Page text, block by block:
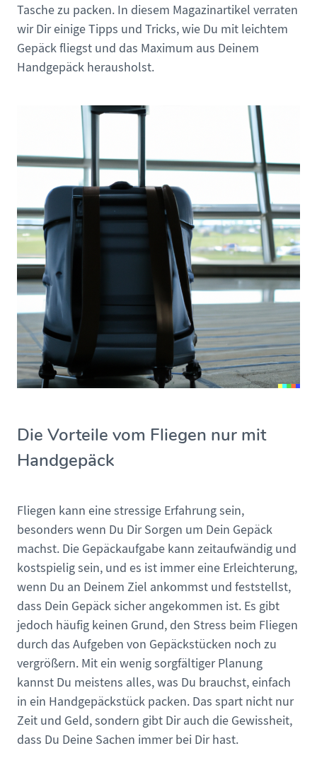
Tasche zu packen. In diesem Magazinartikel verraten
wir Dir einige Tipps und Tricks, wie Du mit leichtem
Gepäck fliegst und das Maximum aus Deinem
Handgepäck herausholst.
Die Vorteile vom Fliegen nur mit
Handgepäck
Fliegen kann eine stressige Erfahrung sein,
besonders wenn Du Dir Sorgen um Dein Gepäck
machst. Die Gepäckaufgabe kann zeitaufwändig und
kostspielig sein, und es ist immer eine Erleichterung,
wenn Du an Deinem Ziel ankommst und feststellst,
dass Dein Gepäck sicher angekommen ist. Es gibt
jedoch häufig keinen Grund, den Stress beim Fliegen
durch das Aufgeben von Gepäckstücken noch zu
vergrößern. Mit ein wenig sorgfältiger Planung
kannst Du meistens alles, was Du brauchst, einfach
in ein Handgepäckstück packen. Das spart nicht nur
Zeit und Geld, sondern gibt Dir auch die Gewissheit,
dass Du Deine Sachen immer bei Dir hast.